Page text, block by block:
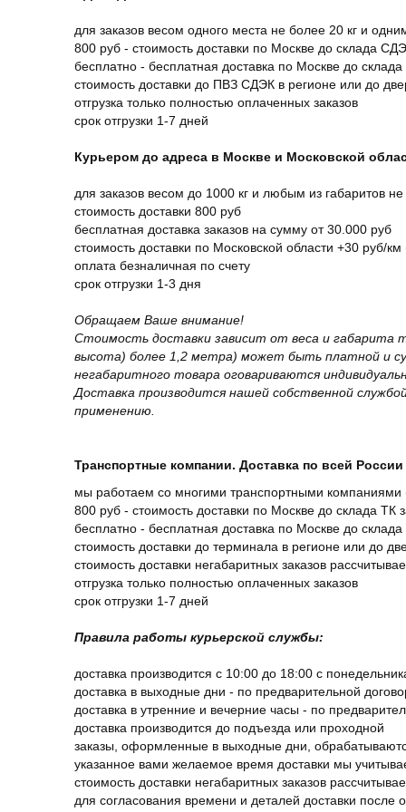
для заказов весом одного места не более 20 кг и
800 руб - стоимость доставки по Москве до склада
бесплатно - бесплатная доставка по Москве до
стоимость доставки до ПВЗ СДЭК в регионе или до
отгрузка только полностью оплаченных заказов
срок отгрузки 1-7 дней
Курьером до адреса в Москве и Московской
для заказов весом до 1000 кг и любым из габаритов
стоимость доставки 800 руб
бесплатная доставка заказов на сумму от 30.000 руб
стоимость доставки по Московской области +30 руб/
оплата безналичная по счету
срок отгрузки 1-3 дня
Обращаем Ваше внимание!
Стоимость доставки зависит от веса и габарита
высота) более 1,2 метра) может быть платной и
негабаритного товара оговариваются
Доставка производится нашей собственной
применению.
Транспортные компании. Доставка по всей
мы работаем со многими транспортными
800 руб - стоимость доставки по Москве до склада
бесплатно - бесплатная доставка по Москве до
стоимость доставки до терминала в регионе или до
стоимость доставки негабаритных заказов
отгрузка только полностью оплаченных заказов
срок отгрузки 1-7 дней
Правила работы курьерской службы:
доставка производится с 10:00 до 18:00 с
доставка в выходные дни - по предварительной
доставка в утренние и вечерние часы - по
доставка производится до подъезда или проходной
заказы, оформленные в выходные дни,
указанное вами желаемое время доставки мы
стоимость доставки негабаритных заказов
для согласования времени и деталей доставки